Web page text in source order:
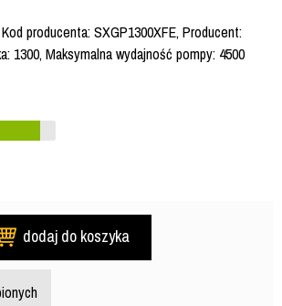
producenta: SXGP1300XFE, Producent:
1300, Maksymalna wydajność pompy: 4500
dodaj do koszyka